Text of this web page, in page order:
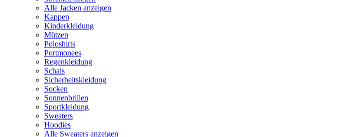
Alle Jacken anzeigen
Kappen
Kinderkleidung
Mützen
Poloshirts
Portmonees
Regenkleidung
Schals
Sicherheitskleidung
Socken
Sonnenbrillen
Sportkleidung
Sweaters
Hoodies
Alle Sweaters anzeigen